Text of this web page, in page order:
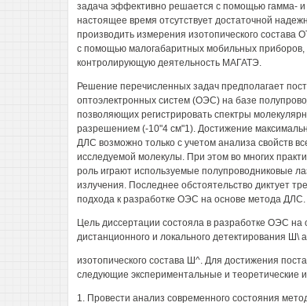
задача эффективно решается с помощью гамма- и
настоящее время отсутствует достаточной
производить измерения изотопического состава
с помощью малогабаритных мобильных приборов,
контролирующую деятельность МАГАТЭ.
Решение перечисленных задач предполагает
оптоэлектронных систем (ОЭС) на базе
позволяющих регистрировать спектры
разрешением (-10"4 см"1). Достижение
ДЛС возможно только с учетом анализа свойств
исследуемой молекулы. При этом во многих
роль играют используемые полупроводниковые
излучения. Последнее обстоятельство диктует
подхода к разработке ОЭС на основе метода ДЛС.
Цель диссертации состояла в разработке ОЭС
дистанционного и локального детектирования Ш\
изотопического состава Ш^. Для достижения
следующие экспериментальные и теоретические
1. Провести анализ современного состояния